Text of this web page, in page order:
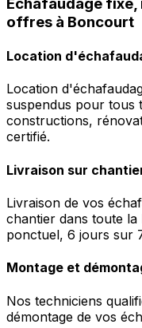
offres à Boncourt
Location
Location
suspendus pour tous
constructions,
certifié.
Livraison sur
Livraison de vos
chantier dans toute
ponctuel, 6 jours sur
Montage et
Nos techniciens
démontage de vos